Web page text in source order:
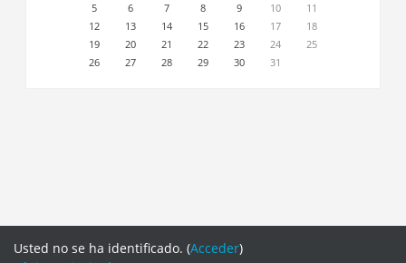
5
6 7 8 9 10
11
12
13 14 15 16 17
18
19
20 21 22 23 24
25
26
27 28 29 30 31
Usted no se ha identificado. (Acceder)